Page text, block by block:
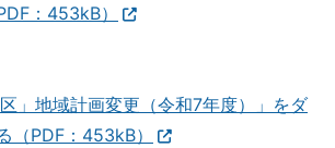
：453kB）
区」地域計画変更（令和7年度）」をダ
（PDF：453kB）